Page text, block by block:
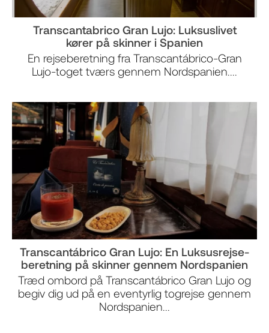
Transcantabrico Gran Lujo: Luksus­livet
kører på skinner i Spanien
En rejseberetning fra Transcantábrico-Gran
Lujo-toget tværs gennem Nordspanien....
Transcantábrico Gran Lujo: En Luksusrejse-
beretning på skinner gennem Nordspanien
Træd ombord på Transcantábrico Gran Lujo og
begiv dig ud på en eventyrlig togrejse gennem
Nordspanien...